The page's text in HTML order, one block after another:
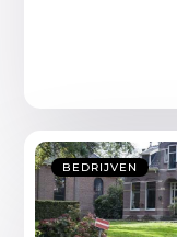
BEDRIJVEN